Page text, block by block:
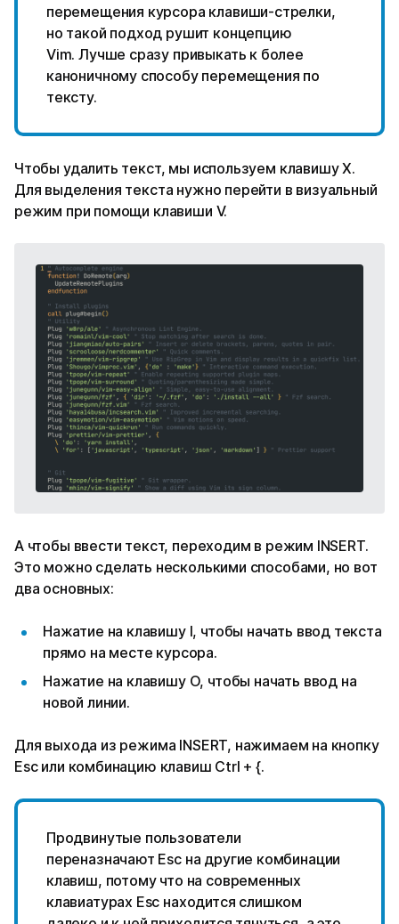
перемещения курсора клавиши-стрелки,
но такой подход рушит концепцию
Vim. Лучше сразу привыкать к более
каноничному способу перемещения по
тексту.
Чтобы удалить текст, мы используем клавишу X.
Для выделения текста нужно перейти в визуальный
режим при помощи клавиши V.
А чтобы ввести текст, переходим в режим INSERT.
Это можно сделать несколькими способами, но вот
два основных:
Нажатие на клавишу I, чтобы начать ввод текста
прямо на месте курсора.
Нажатие на клавишу O, чтобы начать ввод на
новой линии.
Для выхода из режима INSERT, нажимаем на кнопку
Esc или комбинацию клавиш Ctrl + {.
Продвинутые пользователи
переназначают Esc на другие комбинации
клавиш, потому что на современных
клавиатурах Esc находится слишком